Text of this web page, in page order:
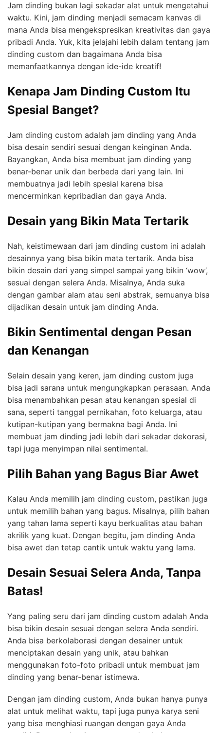
Jam dinding bukan lagi sekadar alat untuk mengetahui
waktu. Kini, jam dinding menjadi semacam kanvas di
mana Anda bisa mengekspresikan kreativitas dan gaya
pribadi Anda. Yuk, kita jelajahi lebih dalam tentang jam
dinding custom dan bagaimana Anda bisa
memanfaatkannya dengan ide-ide kreatif!
Kenapa Jam Dinding Custom Itu
Spesial Banget?
Jam dinding custom adalah jam dinding yang Anda
bisa desain sendiri sesuai dengan keinginan Anda.
Bayangkan, Anda bisa membuat jam dinding yang
benar-benar unik dan berbeda dari yang lain. Ini
membuatnya jadi lebih spesial karena bisa
mencerminkan kepribadian dan gaya Anda.
Desain yang Bikin Mata Tertarik
Nah, keistimewaan dari jam dinding custom ini adalah
desainnya yang bisa bikin mata tertarik. Anda bisa
bikin desain dari yang simpel sampai yang bikin ‘wow’,
sesuai dengan selera Anda. Misalnya, Anda suka
dengan gambar alam atau seni abstrak, semuanya bisa
dijadikan desain untuk jam dinding Anda.
Bikin Sentimental dengan Pesan
dan Kenangan
Selain desain yang keren, jam dinding custom juga
bisa jadi sarana untuk mengungkapkan perasaan. Anda
bisa menambahkan pesan atau kenangan spesial di
sana, seperti tanggal pernikahan, foto keluarga, atau
kutipan-kutipan yang bermakna bagi Anda. Ini
membuat jam dinding jadi lebih dari sekadar dekorasi,
tapi juga menyimpan nilai sentimental.
Pilih Bahan yang Bagus Biar Awet
Kalau Anda memilih jam dinding custom, pastikan juga
untuk memilih bahan yang bagus. Misalnya, pilih bahan
yang tahan lama seperti kayu berkualitas atau bahan
akrilik yang kuat. Dengan begitu, jam dinding Anda
bisa awet dan tetap cantik untuk waktu yang lama.
Desain Sesuai Selera Anda, Tanpa
Batas!
Yang paling seru dari jam dinding custom adalah Anda
bisa bikin desain sesuai dengan selera Anda sendiri.
Anda bisa berkolaborasi dengan desainer untuk
menciptakan desain yang unik, atau bahkan
menggunakan foto-foto pribadi untuk membuat jam
dinding yang benar-benar istimewa.
Dengan jam dinding custom, Anda bukan hanya punya
alat untuk melihat waktu, tapi juga punya karya seni
yang bisa menghiasi ruangan dengan gaya Anda